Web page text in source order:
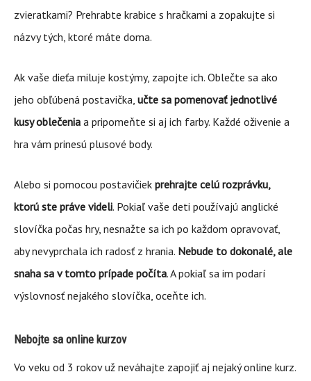
zvieratkami? Prehrabte krabice s hračkami a zopakujte si
názvy tých, ktoré máte doma.
Ak vaše dieťa miluje kostýmy, zapojte ich. Oblečte sa ako
jeho obľúbená postavička, učte sa pomenovať jednotlivé
kusy oblečenia a pripomeňte si aj ich farby. Každé oživenie a
hra vám prinesú plusové body.
Alebo si pomocou postavičiek prehrajte celú rozprávku,
ktorú ste práve videli. Pokiaľ vaše deti používajú anglické
slovíčka počas hry, nesnažte sa ich po každom opravovať,
aby nevyprchala ich radosť z hrania. Nebude to dokonalé, ale
snaha sa v tomto prípade počíta. A pokiaľ sa im podarí
výslovnosť nejakého slovíčka, oceňte ich.
Nebojte sa online kurzov
Vo veku od 3 rokov už neváhajte zapojiť aj nejaký online kurz.